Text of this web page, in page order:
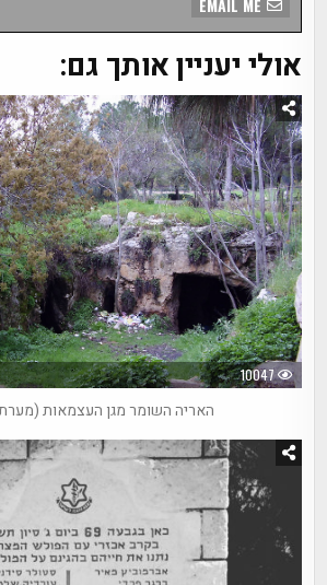
אולי יעניין אותך גם:
10047
האריה השומר מגן העצמאות